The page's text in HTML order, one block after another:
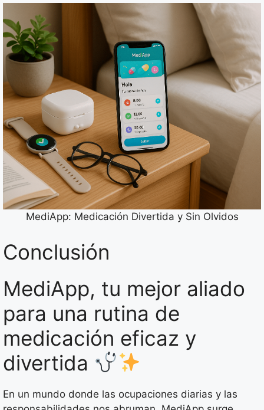
MediApp: Medicación Divertida y Sin Olvidos
Conclusión
MediApp, tu mejor aliado
para una rutina de
medicación eficaz y
divertida
En un mundo donde las ocupaciones diarias y las